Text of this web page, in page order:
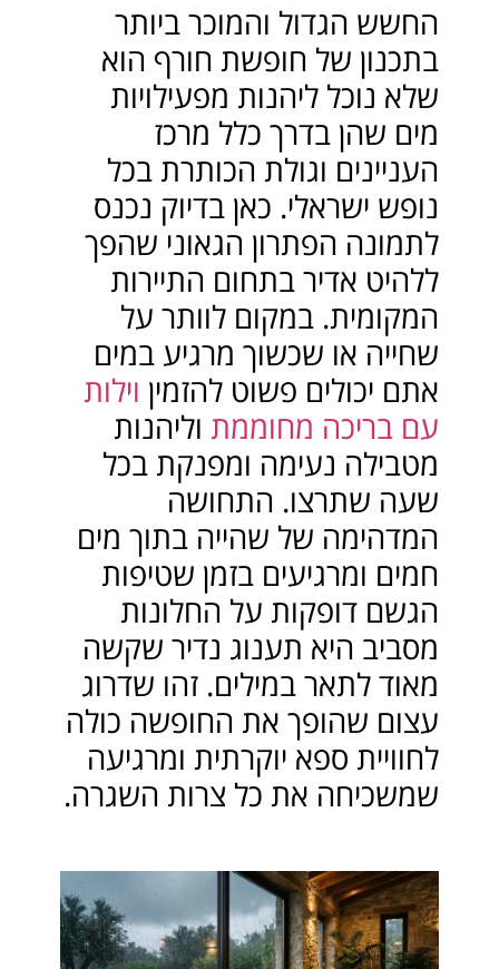
החשש הגדול והמוכר ביותר
בתכנון של חופשת חורף הוא
שלא נוכל ליהנות מפעילויות
מים שהן בדרך כלל מרכז
העניינים וגולת הכותרת בכל
נופש ישראלי. כאן בדיוק נכנס
לתמונה הפתרון הגאוני שהפך
ללהיט אדיר בתחום התיירות
המקומית. במקום לוותר על
שחייה או שכשוך מרגיע במים
אתם יכולים פשוט להזמין וילות
עם בריכה מחוממת וליהנות
מטבילה נעימה ומפנקת בכל
שעה שתרצו. התחושה
המדהימה של שהייה בתוך מים
חמים ומרגיעים בזמן שטיפות
הגשם דופקות על החלונות
מסביב היא תענוג נדיר שקשה
מאוד לתאר במילים. זהו שדרוג
עצום שהופך את החופשה כולה
לחוויית ספא יוקרתית ומרגיעה
שמשכיחה את כל צרות השגרה.